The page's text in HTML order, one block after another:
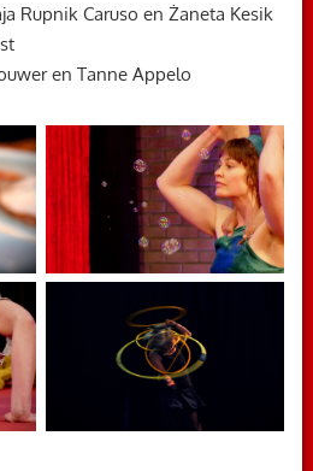
Rupnik Caruso en Żaneta Kesik
en Tanne Appelo